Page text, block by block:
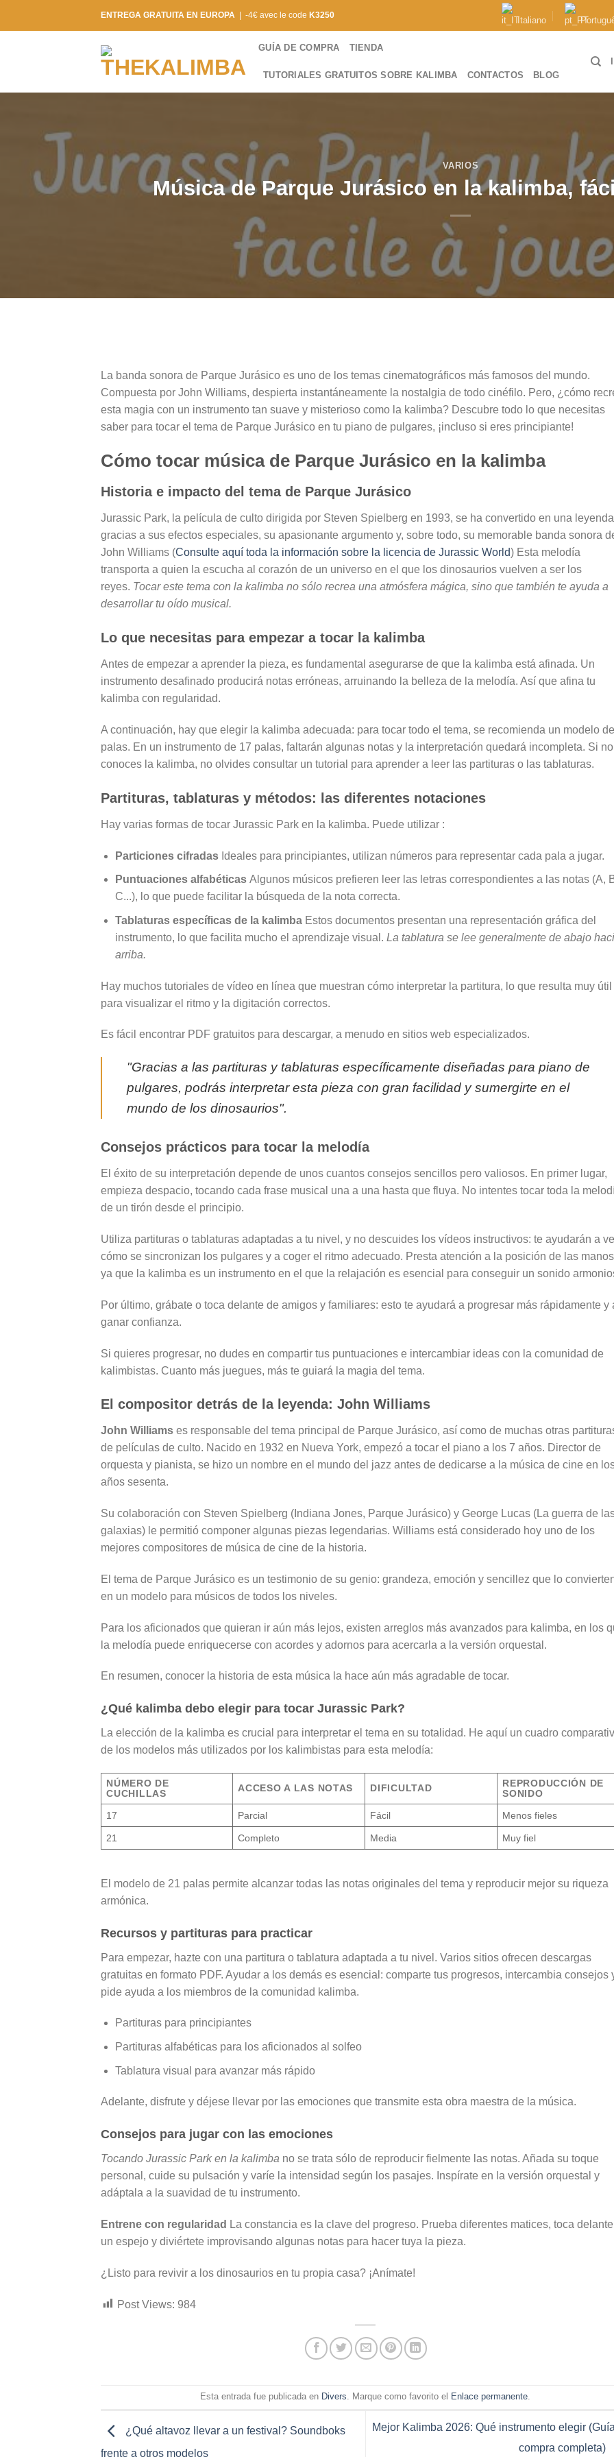
ENTREGA GRATUITA EN EUROPA | -4€ avec le code K3250 Italiano
GUÍA DE COMPRA TIENDA
TUTORIALES GRATUITOS SOBRE KALIMBA CONTACTOS BLOG
VARIOS
Música de Parque Jurásico en la kalimba,
La banda sonora de Parque Jurásico es uno de los temas cinematográficos más famosos del mundo.
Compuesta por John Williams, despierta instantáneamente la nostalgia de todo cinéfilo. Pero, ¿cómo
esta magia con un instrumento tan suave y misterioso como la kalimba? Descubre todo lo que necesitas
saber para tocar el tema de Parque Jurásico en tu piano de pulgares, ¡incluso si eres principiante!
Cómo tocar música de Parque Jurásico en la kalimba
Historia e impacto del tema de Parque Jurásico
Jurassic Park, la película de culto dirigida por Steven Spielberg en 1993, se ha convertido en una leyenda
gracias a sus efectos especiales, su apasionante argumento y, sobre todo, su memorable banda sonora
John Williams (Consulte aquí toda la información sobre la licencia de Jurassic World) Esta melodía
transporta a quien la escucha al corazón de un universo en el que los dinosaurios vuelven a ser los
reyes. Tocar este tema con la kalimba no sólo recrea una atmósfera mágica, sino que también te ayuda a
desarrollar tu oído musical.
Lo que necesitas para empezar a tocar la kalimba
Antes de empezar a aprender la pieza, es fundamental asegurarse de que la kalimba está afinada. Un
instrumento desafinado producirá notas erróneas, arruinando la belleza de la melodía. Así que afina tu
kalimba con regularidad.
A continuación, hay que elegir la kalimba adecuada: para tocar todo el tema, se recomienda un modelo
palas. En un instrumento de 17 palas, faltarán algunas notas y la interpretación quedará incompleta. Si no
conoces la kalimba, no olvides consultar un tutorial para aprender a leer las partituras o las tablaturas.
Partituras, tablaturas y métodos: las diferentes notaciones
Hay varias formas de tocar Jurassic Park en la kalimba. Puede utilizar :
Particiones cifradasIdeales para principiantes, utilizan números para representar cada pala a jugar.
Puntuaciones alfabéticasAlgunos músicos prefieren leer las letras correspondientes a las notas (A,
C...), lo que puede facilitar la búsqueda de la nota correcta.
Tablaturas específicas de la kalimbaEstos documentos presentan una representación gráfica del
instrumento, lo que facilita mucho el aprendizaje visual. La tablatura se lee generalmente de abajo
arriba.
Hay muchos tutoriales de vídeo en línea que muestran cómo interpretar la partitura, lo que resulta muy útil
para visualizar el ritmo y la digitación correctos.
Es fácil encontrar PDF gratuitos para descargar, a menudo en sitios web especializados.
"Gracias a las partituras y tablaturas específicamente diseñadas para piano de
pulgares, podrás interpretar esta pieza con gran facilidad y sumergirte en el
mundo de los dinosaurios".
Consejos prácticos para tocar la melodía
El éxito de su interpretación depende de unos cuantos consejos sencillos pero valiosos. En primer lugar,
empieza despacio, tocando cada frase musical una a una hasta que fluya. No intentes tocar toda la
de un tirón desde el principio.
Utiliza partituras o tablaturas adaptadas a tu nivel, y no descuides los vídeos instructivos: te ayudarán a
cómo se sincronizan los pulgares y a coger el ritmo adecuado. Presta atención a la posición de las
ya que la kalimba es un instrumento en el que la relajación es esencial para conseguir un sonido
Por último, grábate o toca delante de amigos y familiares: esto te ayudará a progresar más rápidamente y
ganar confianza.
Si quieres progresar, no dudes en compartir tus puntuaciones e intercambiar ideas con la comunidad de
kalimbistas. Cuanto más juegues, más te guiará la magia del tema.
El compositor detrás de la leyenda: John Williams
John Williams es responsable del tema principal de Parque Jurásico, así como de muchas otras
de películas de culto. Nacido en 1932 en Nueva York, empezó a tocar el piano a los 7 años. Director de
orquesta y pianista, se hizo un nombre en el mundo del jazz antes de dedicarse a la música de cine en
años sesenta.
Su colaboración con Steven Spielberg (Indiana Jones, Parque Jurásico) y George Lucas (La guerra de
galaxias) le permitió componer algunas piezas legendarias. Williams está considerado hoy uno de los
mejores compositores de música de cine de la historia.
El tema de Parque Jurásico es un testimonio de su genio: grandeza, emoción y sencillez que lo
en un modelo para músicos de todos los niveles.
Para los aficionados que quieran ir aún más lejos, existen arreglos más avanzados para kalimba, en los
la melodía puede enriquecerse con acordes y adornos para acercarla a la versión orquestal.
En resumen, conocer la historia de esta música la hace aún más agradable de tocar.
¿Qué kalimba debo elegir para tocar Jurassic Park?
La elección de la kalimba es crucial para interpretar el tema en su totalidad. He aquí un cuadro
de los modelos más utilizados por los kalimbistas para esta melodía:
NÚMERO DE
CUCHILLAS
ACCESO A LAS NOTAS DIFICULTAD
REPRODUCCIÓN DE
SONIDO
17
Parcial Fácil Menos fieles
21 Completo Media Muy fiel
El modelo de 21 palas permite alcanzar todas las notas originales del tema y reproducir mejor su riqueza
armónica.
Recursos y partituras para practicar
Para empezar, hazte con una partitura o tablatura adaptada a tu nivel. Varios sitios ofrecen descargas
gratuitas en formato PDF. Ayudar a los demás es esencial: comparte tus progresos, intercambia consejos
pide ayuda a los miembros de la comunidad kalimba.
Partituras para principiantes
Partituras alfabéticas para los aficionados al solfeo
Tablatura visual para avanzar más rápido
Adelante, disfrute y déjese llevar por las emociones que transmite esta obra maestra de la música.
Consejos para jugar con las emociones
Tocando Jurassic Park en la kalimba no se trata sólo de reproducir fielmente las notas. Añada su toque
personal, cuide su pulsación y varíe la intensidad según los pasajes. Inspírate en la versión orquestal y
adáptala a la suavidad de tu instrumento.
Entrene con regularidad La constancia es la clave del progreso. Prueba diferentes matices, toca
un espejo y diviértete improvisando algunas notas para hacer tuya la pieza.
¿Listo para revivir a los dinosaurios en tu propia casa? ¡Anímate!
Post Views: 984
Esta entrada fue publicada en Divers. Marque como favorito el Enlace permanente.
¿Qué altavoz llevar a un festival? Soundboks
frente a otros modelos
Mejor Kalimba 2026: Qué instrumento elegir
compra completa)